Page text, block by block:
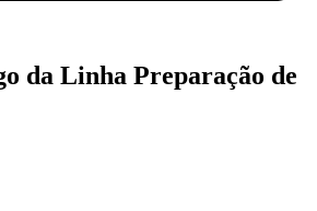
da Linha Preparação de